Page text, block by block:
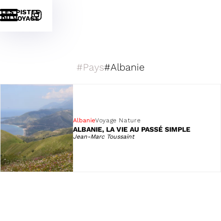
LES PISTES
DU VOYAGE
Pays Albanie
AlbanieVoyage Nature
ALBANIE, LA VIE AU PASSÉ SIMPLE
Jean-Marc Toussaint